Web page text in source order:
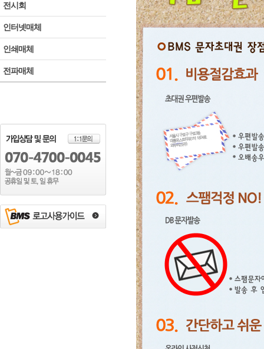
전시회
인터넷매체
인쇄매체
전파매체